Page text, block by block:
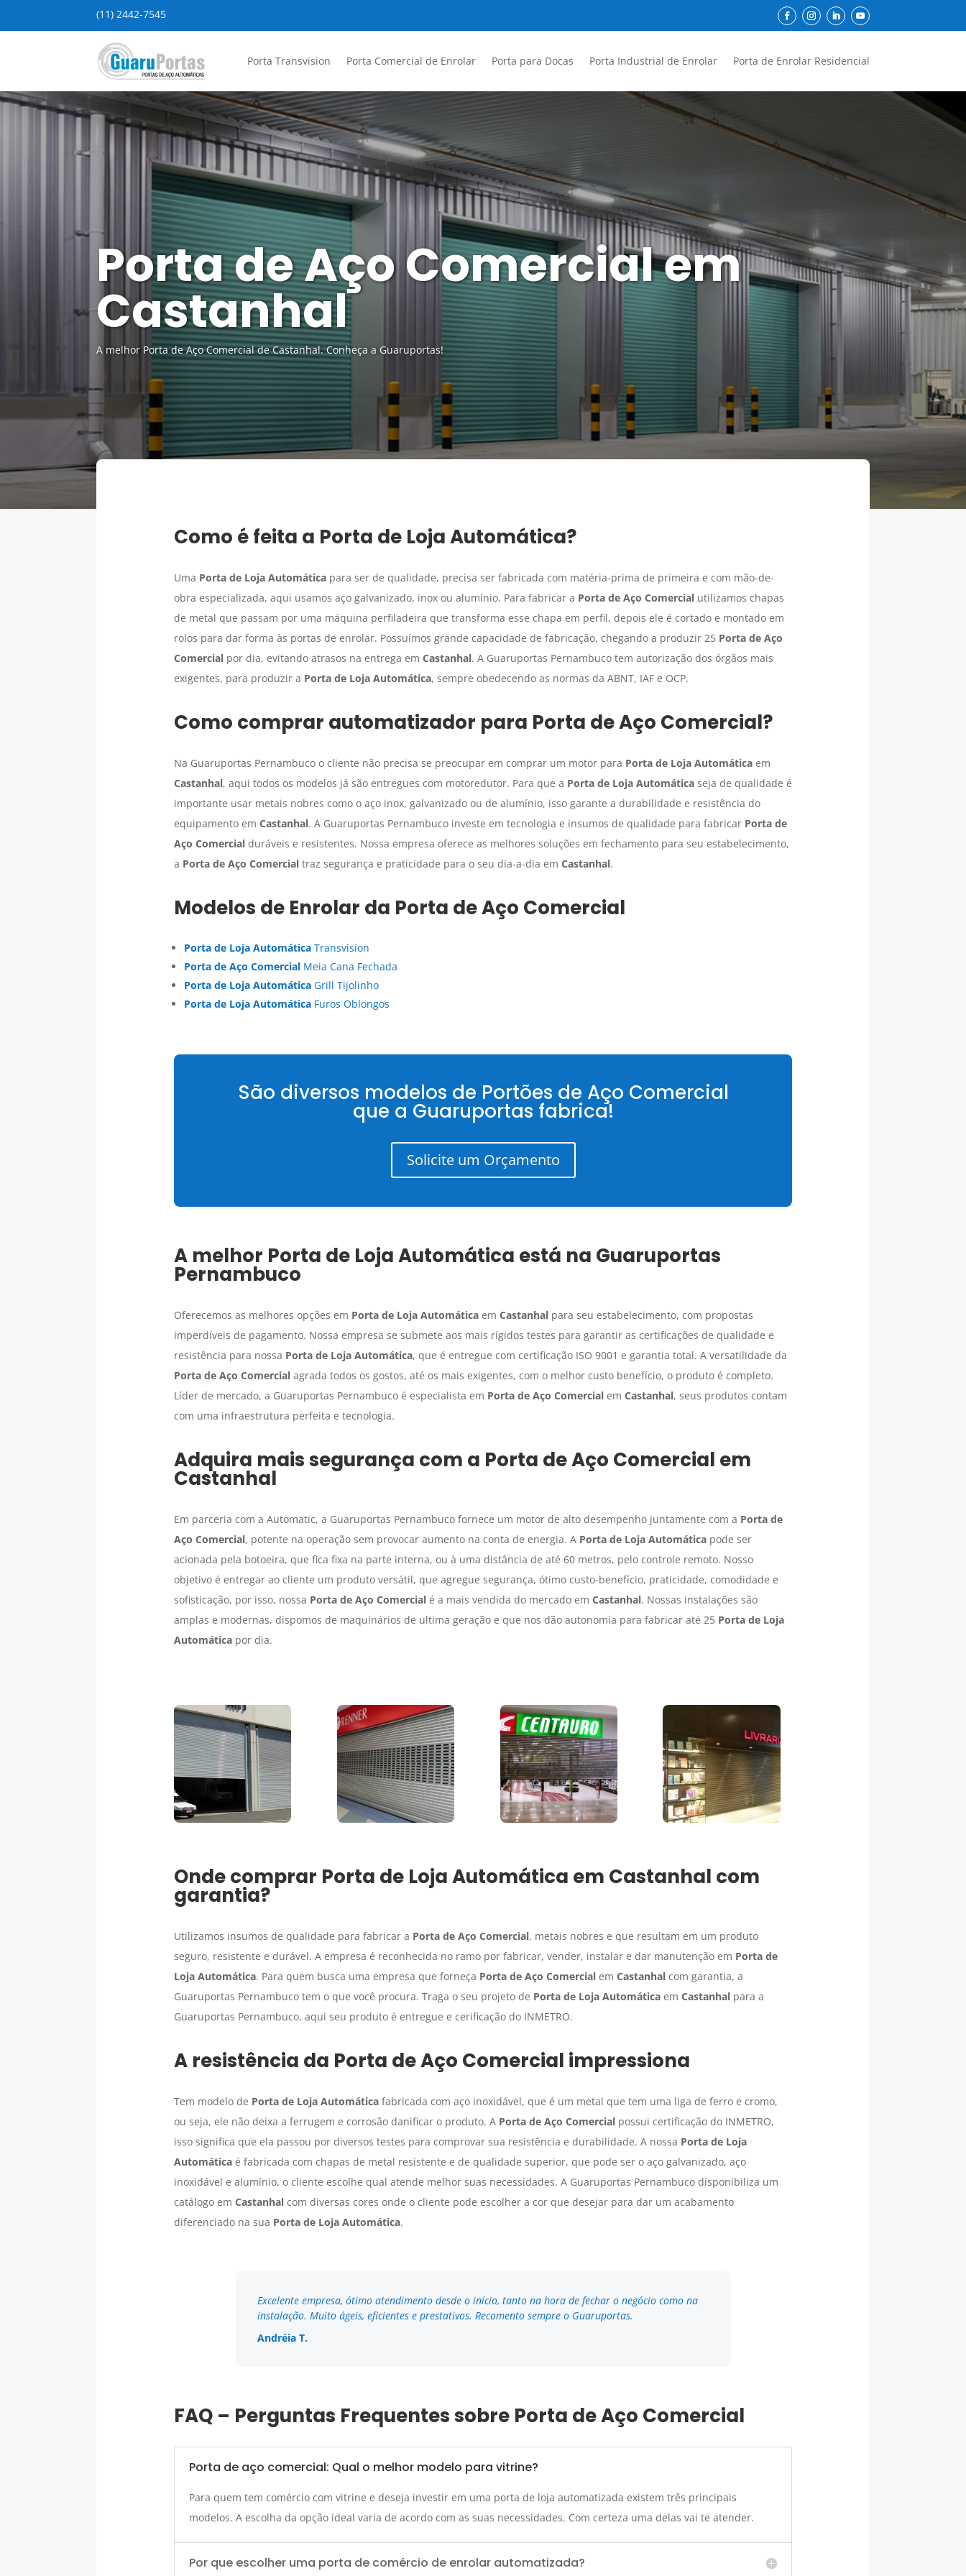
(11) 2442-7545
Porta Transvision Porta Comercial de Enrolar Porta para Docas Porta Industrial de Enrolar Porta de Enrolar Residencial
Porta de Aço Comercial em
Castanhal
A melhor Porta de Aço Comercial de Castanhal. Conheça a Guaruportas!
Como é feita a Porta de Loja Automática?
Uma Porta de Loja Automáticapara ser de qualidade, precisa ser fabricada com matéria-prima de primeira e com mão-de-
obra especializada, aqui usamos aço galvanizado, inox ou alumínio. Para fabricar a Porta de Aço Comercialutilizamos chapas
de metal que passam por uma máquina perfiladeira que transforma esse chapa em perfil, depois ele é cortado e montado em
rolos para dar forma às portas de enrolar. Possuímos grande capacidade de fabricação, chegando a produzir 25 Porta de Aço
Comercialpor dia, evitando atrasos na entrega em Castanhal. A Guaruportas Pernambuco tem autorização dos órgãos mais
exigentes, para produzir a Porta de Loja Automática, sempre obedecendo as normas da ABNT, IAF e OCP.
Como comprar automatizador para Porta de Aço Comercial?
Na Guaruportas Pernambuco o cliente não precisa se preocupar em comprar um motor para Porta de Loja Automáticaem
Castanhal, aqui todos os modelos já são entregues com motoredutor. Para que a Porta de Loja Automáticaseja de qualidade é
importante usar metais nobres como o aço inox, galvanizado ou de alumínio, isso garante a durabilidade e resistência do
equipamento em Castanhal. A Guaruportas Pernambuco investe em tecnologia e insumos de qualidade para fabricar Porta de
Aço Comercialduráveis e resistentes. Nossa empresa oferece as melhores soluções em fechamento para seu estabelecimento,
a Porta de Aço Comercialtraz segurança e praticidade para o seu dia-a-dia em Castanhal.
Modelos de Enrolar da Porta de Aço Comercial
Porta de Loja AutomáticaTransvision
Porta de Aço ComercialMeia Cana Fechada
Porta de Loja AutomáticaGrill Tijolinho
Porta de Loja AutomáticaFuros Oblongos
São diversos modelos de Portões de Aço Comercial
que a Guaruportas fabrica!
Solicite um Orçamento
A melhor Porta de Loja Automática está na Guaruportas
Pernambuco
Oferecemos as melhores opções em Porta de Loja Automáticaem Castanhalpara seu estabelecimento, com propostas
imperdíveis de pagamento. Nossa empresa se submete aos mais rígidos testes para garantir as certificações de qualidade e
resistência para nossa Porta de Loja Automática, que é entregue com certificação ISO 9001 e garantia total. A versatilidade da
Porta de Aço Comercialagrada todos os gostos, até os mais exigentes, com o melhor custo benefício, o produto é completo.
Líder de mercado, a Guaruportas Pernambuco é especialista em Porta de Aço Comercialem Castanhal, seus produtos contam
com uma infraestrutura perfeita e tecnologia.
Adquira mais segurança com a Porta de Aço Comercial em
Castanhal
Em parceria com a Automatic, a Guaruportas Pernambuco fornece um motor de alto desempenho juntamente com a Porta de
Aço Comercial, potente na operação sem provocar aumento na conta de energia. A Porta de Loja Automáticapode ser
acionada pela botoeira, que fica fixa na parte interna, ou à uma distância de até 60 metros, pelo controle remoto. Nosso
objetivo é entregar ao cliente um produto versátil, que agregue segurança, ótimo custo-benefício, praticidade, comodidade e
sofisticação, por isso, nossa Porta de Aço Comercialé a mais vendida do mercado em Castanhal. Nossas instalações são
amplas e modernas, dispomos de maquinários de ultima geração e que nos dão autonomia para fabricar até 25 Porta de Loja
Automáticapor dia.
Onde comprar Porta de Loja Automática em Castanhal com
garantia?
Utilizamos insumos de qualidade para fabricar a Porta de Aço Comercial, metais nobres e que resultam em um produto
seguro, resistente e durável. A empresa é reconhecida no ramo por fabricar, vender, instalar e dar manutenção em Porta de
Loja Automática. Para quem busca uma empresa que forneça Porta de Aço Comercialem Castanhalcom garantia, a
Guaruportas Pernambuco tem o que você procura. Traga o seu projeto de Porta de Loja Automáticaem Castanhalpara a
Guaruportas Pernambuco, aqui seu produto é entregue e cerificação do INMETRO.
A resistência da Porta de Aço Comercial impressiona
Tem modelo de Porta de Loja Automáticafabricada com aço inoxidável, que é um metal que tem uma liga de ferro e cromo,
ou seja, ele não deixa a ferrugem e corrosão danificar o produto. A Porta de Aço Comercialpossui certificação do INMETRO,
isso significa que ela passou por diversos testes para comprovar sua resistência e durabilidade. A nossa Porta de Loja
Automáticaé fabricada com chapas de metal resistente e de qualidade superior, que pode ser o aço galvanizado, aço
inoxidável e alumínio, o cliente escolhe qual atende melhor suas necessidades. A Guaruportas Pernambuco disponibiliza um
catálogo em Castanhalcom diversas cores onde o cliente pode escolher a cor que desejar para dar um acabamento
diferenciado na sua Porta de Loja Automática.
Excelente empresa, ótimo atendimento desde o início, tanto na hora de fechar o negócio como na
instalação. Muito ágeis, eficientes e prestativos. Recomento sempre o Guaruportas.
Andréia T.
FAQ – Perguntas Frequentes sobre Porta de Aço Comercial
Porta de aço comercial: Qual o melhor modelo para vitrine?
Para quem tem comércio com vitrine e deseja investir em uma porta de loja automatizada existem três principais
modelos. A escolha da opção ideal varia de acordo com as suas necessidades. Com certeza uma delas vai te atender.
Por que escolher uma porta de comércio de enrolar automatizada?